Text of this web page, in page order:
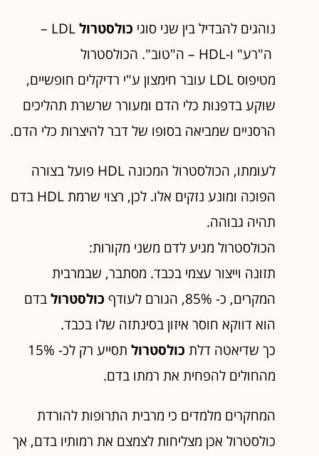
נוהגים להבדיל בין שני סוגי כולסטרול
LDL –
ה"רע" ו-HDL – ה"טוב". הכולסטרול
מטיפוס LDL עובר חימצון ע"י רדיקלים חופשיים,
שוקע בדפנות כלי הדם ומעורר שרשרת תהליכים
הרסניים שמביאה בסופו של דבר להיצרות כלי הדם.
לעומתו, הכולסטרול המכונה HDL פועל בצורה
הפוכה ומונע נזקים אלו. לכן, רצוי שרמת HDL בדם
תהיה גבוהה.
הכולסטרול מגיע לדם משני מקורות:
תזונה וייצור עצמי בכבד. מסתבר, שבמרבית
המקרים, כ- 85%, הגורם לעודף
כולסטרולבדם
הוא דווקא חוסר איזון בסינתזה שלו בכבד.
כך שדיאטה דלת כולסטרול
תסייע רק לכ- 15%
מהחולים להפחית את רמתו בדם.
המחקרים מלמדים כי מרבית התרופות להורדת
כולסטרול אכן מצליחות לצמצם את רמותיו בדם, אך